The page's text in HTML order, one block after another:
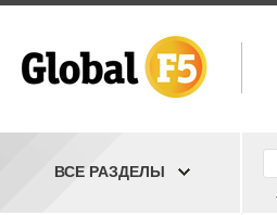
ВСЕ РАЗДЕЛЫ